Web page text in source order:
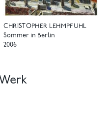
CHRISTOPHER LEHMPFUHL
Sommer in Berlin
2006